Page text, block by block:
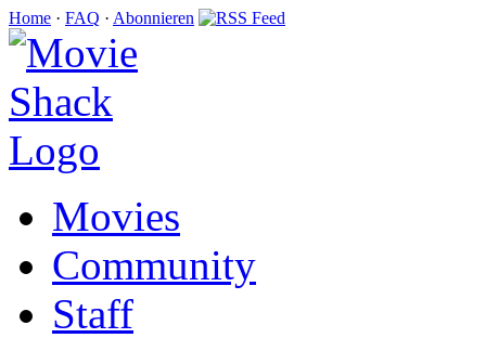
Home · FAQ · Abonnieren
Movies
Community
Staff